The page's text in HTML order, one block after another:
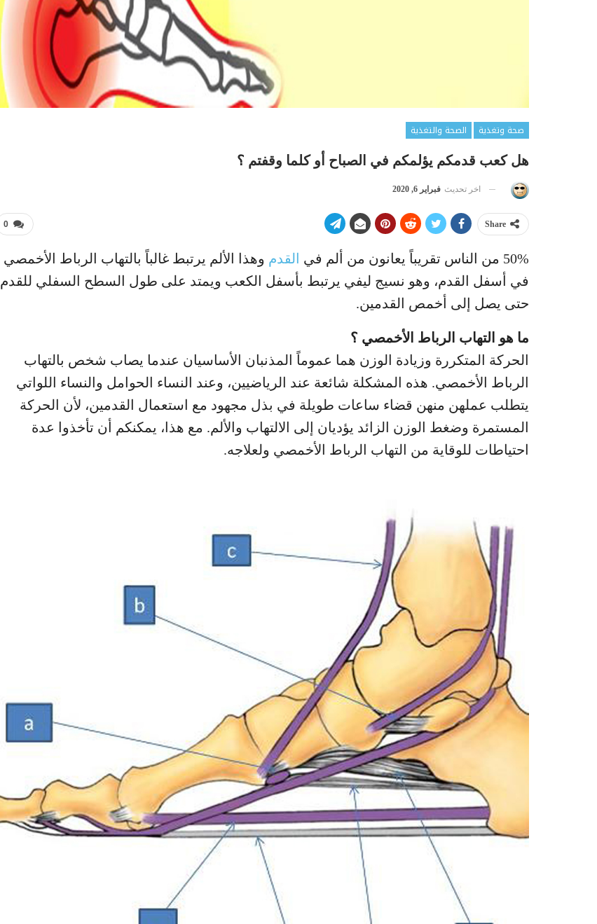
صحة وتغذية
الصحة والتغذية
هل كعب قدمكم يؤلمكم في الصباح أو كلما وقفتم ؟
اخر تحديث فبراير 6, 2020
0 Share
50% من الناس تقريباً يعانون من ألم في القدم وهذا الألم يرتبط غالباً بالتهاب الرباط الأخمصي
في أسفل القدم، وهو نسيج ليفي يرتبط بأسفل الكعب ويمتد على طول السطح السفلي للقدم
حتى يصل إلى أخمص القدمين.
ما هو التهاب الرباط الأخمصي ؟
الحركة المتكررة وزيادة الوزن هما عموماً المذنبان الأساسيان عندما يصاب شخص بالتهاب
الرباط الأخمصي. هذه المشكلة شائعة عند الرياضيين، وعند النساء الحوامل والنساء اللواتي
يتطلب عملهن منهن قضاء ساعات طويلة في بذل مجهود مع استعمال القدمين، لأن الحركة
المستمرة وضغط الوزن الزائد يؤديان إلى الالتهاب والألم. مع هذا، يمكنكم أن تأخذوا عدة
احتياطات للوقاية من التهاب الرباط الأخمصي ولعلاجه.